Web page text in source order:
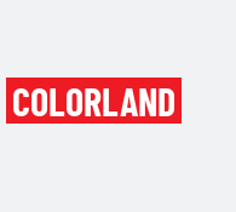
COLORLAND